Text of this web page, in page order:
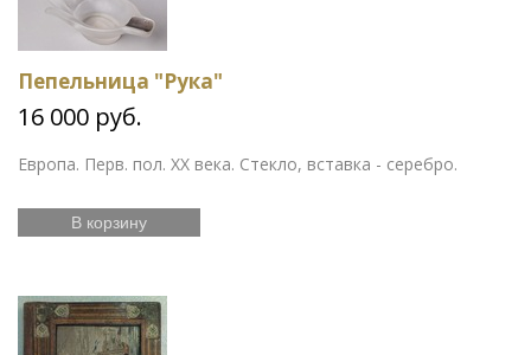
Пепельница "Рука"
16 000 руб.
Европа. Перв. пол. ХХ века. Стекло, вставка - серебро.
В корзину